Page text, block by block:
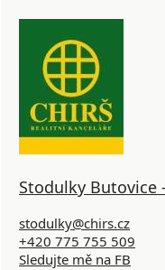
Stodulky
stodulky@chirs.cz
+420 775 755 509
Sledujte mě na FB